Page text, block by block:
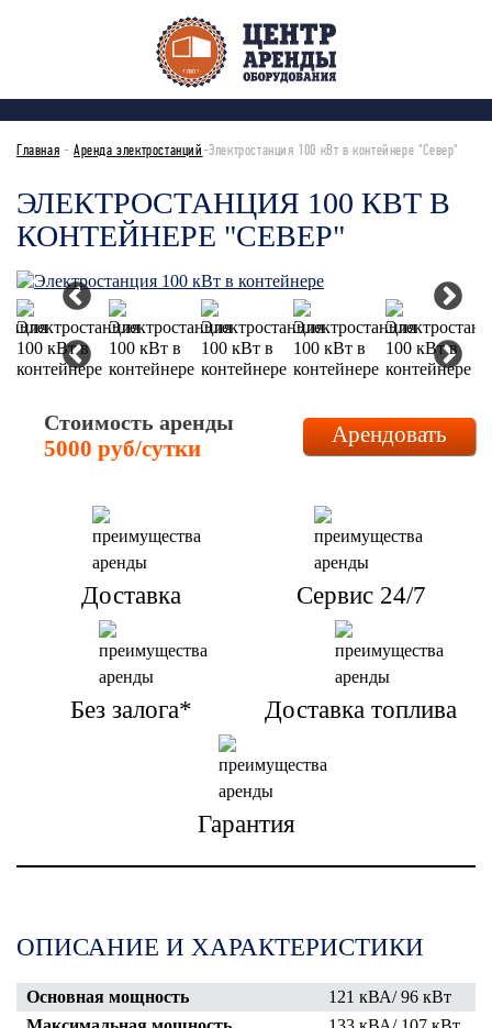
Главная -Аренда электростанций-Электростанция 100 кВт в контейнере "Север"
ЭЛЕКТРОСТАНЦИЯ 100 КВТ В
КОНТЕЙНЕРЕ "СЕВЕР"
Стоимость аренды
5000 руб/сутки
Арендовать
Доставка Сервис 24/7
Без залога* Доставка топлива
Гарантия
ОПИСАНИЕ И ХАРАКТЕРИСТИКИ
Основная мощность
121 кВА/ 96 кВт